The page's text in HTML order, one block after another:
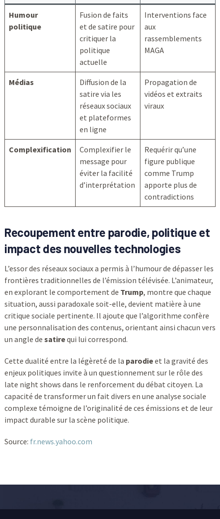
Humour
politique
Fusion de faits
et de satire pour
critiquer la
politique
actuelle
Interventions face
aux
rassemblements
MAGA
Médias
Diffusion de la
satire via les
réseaux sociaux
et plateformes
en ligne
Propagation de
vidéos et extraits
viraux
Complexification
Complexifier le
message pour
éviter la facilité
d’interprétation
Requérir qu’une
figure publique
comme Trump
apporte plus de
contradictions
Recoupement entre parodie, politique et
impact des nouvelles technologies
L’essor des réseaux sociaux a permis à l’humour de dépasser les
frontières traditionnelles de l’émission télévisée. L’animateur,
en explorant le comportement de Trump, montre que chaque
situation, aussi paradoxale soit-elle, devient matière à une
critique sociale pertinente. Il ajoute que l’algorithme confère
une personnalisation des contenus, orientant ainsi chacun vers
un angle de satirequi lui correspond.
Cette dualité entre la légèreté de la parodieet la gravité des
enjeux politiques invite à un questionnement sur le rôle des
late night shows dans le renforcement du débat citoyen. La
capacité de transformer un fait divers en une analyse sociale
complexe témoigne de l’originalité de ces émissions et de leur
impact durable sur la scène politique.
Source: fr.news.yahoo.com